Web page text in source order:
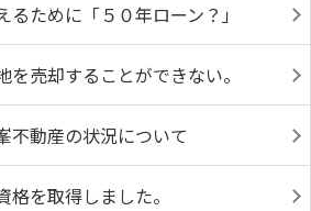
ために「５０年ローン？」
売却することができない。
不動産の状況について
を取得しました。